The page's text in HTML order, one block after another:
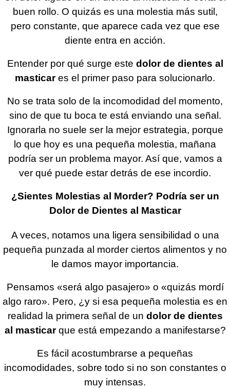
buen rollo. O quizás es una molestia más sutil,
pero constante, que aparece cada vez que ese
diente entra en acción.
Entender por qué surge este dolor de dientes al
masticares el primer paso para solucionarlo.
No se trata solo de la incomodidad del momento,
sino de que tu boca te está enviando una señal.
Ignorarla no suele ser la mejor estrategia, porque
lo que hoy es una pequeña molestia, mañana
podría ser un problema mayor. Así que, vamos a
ver qué puede estar detrás de ese incordio.
¿Sientes Molestias al Morder? Podría ser un
Dolor de Dientes al Masticar
A veces, notamos una ligera sensibilidad o una
pequeña punzada al morder ciertos alimentos y no
le damos mayor importancia.
Pensamos «será algo pasajero» o «quizás mordí
algo raro». Pero, ¿y si esa pequeña molestia es en
realidad la primera señal de un dolor de dientes
al masticarque está empezando a manifestarse?
Es fácil acostumbrarse a pequeñas
incomodidades, sobre todo si no son constantes o
muy intensas.